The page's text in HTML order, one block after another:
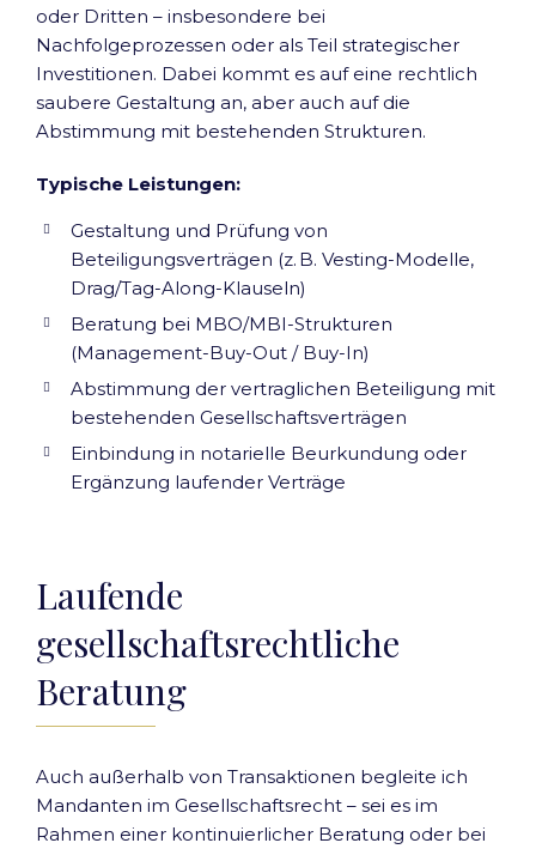
oder Dritten – insbesondere bei
Nachfolgeprozessen oder als Teil strategischer
Investitionen. Dabei kommt es auf eine rechtlich
saubere Gestaltung an, aber auch auf die
Abstimmung mit bestehenden Strukturen.
Typische Leistungen:
Gestaltung und Prüfung von
Beteiligungsverträgen (z. B. Vesting-Modelle,
Drag/Tag-Along-Klauseln)
Beratung bei MBO/MBI-Strukturen
(Management-Buy-Out / Buy-In)
Abstimmung der vertraglichen Beteiligung mit
bestehenden Gesellschaftsverträgen
Einbindung in notarielle Beurkundung oder
Ergänzung laufender Verträge
Laufende
gesellschaftsrechtliche
Beratung
Auch außerhalb von Transaktionen begleite ich
Mandanten im Gesellschaftsrecht – sei es im
Rahmen einer kontinuierlicher Beratung oder bei